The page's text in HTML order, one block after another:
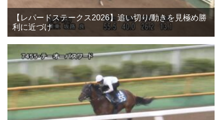
【レパードステークス2026】追い切り/動きを見極め勝
利に近づけ